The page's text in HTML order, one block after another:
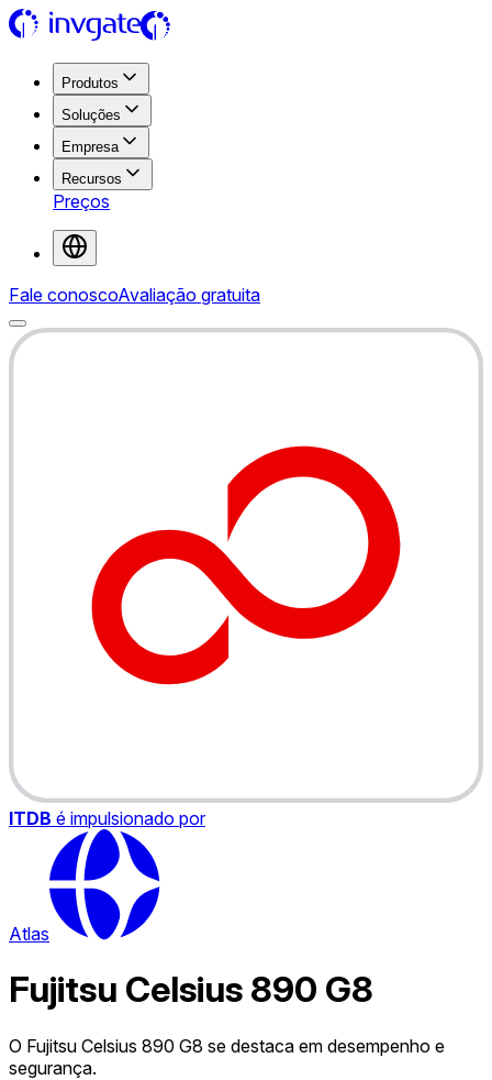
Produtos
Soluções
Empresa
Recursos
Preços
Fale conoscoAvaliação gratuita
ITDB é impulsionado por
Atlas
Fujitsu Celsius 890 G8
O Fujitsu Celsius 890 G8 se destaca em desempenho e
segurança.